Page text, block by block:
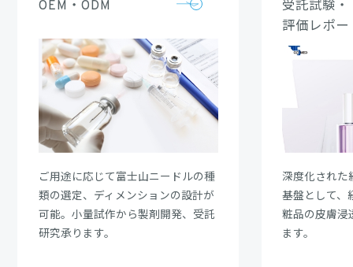
OEM・ODM
ご用途に応じて富士山ニードルの種
類の選定、ディメンションの設計が
可能。小量試作から製剤開発、受託
研究承ります。
受託試験・
評価レポー
深度化された
基盤として、
粧品の皮膚浸
ます。